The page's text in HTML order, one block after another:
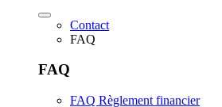
Contact
FAQ
FAQ
FAQ Règlement financier